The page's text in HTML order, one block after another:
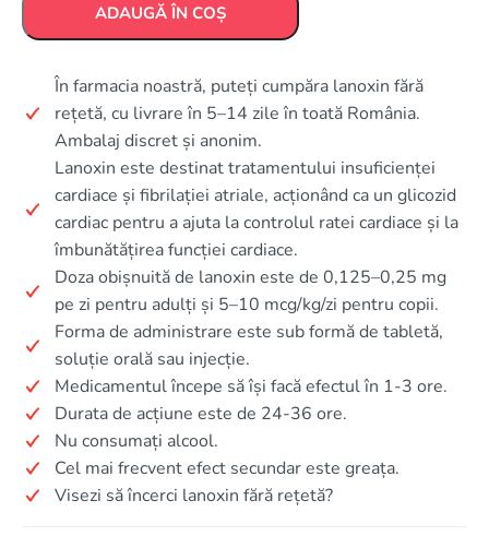
ADAUGĂ ÎN COȘ
În farmacia noastră, puteți cumpăra lanoxin fără
rețetă, cu livrare în 5–14 zile în toată România.
Ambalaj discret și anonim.
Lanoxin este destinat tratamentului insuficienței
cardiace și fibrilației atriale, acționând ca un glicozid
cardiac pentru a ajuta la controlul ratei cardiace și la
îmbunătățirea funcției cardiace.
Doza obișnuită de lanoxin este de 0,125–0,25 mg
pe zi pentru adulți și 5–10 mcg/kg/zi pentru copii.
Forma de administrare este sub formă de tabletă,
soluție orală sau injecție.
Medicamentul începe să își facă efectul în 1-3 ore.
Durata de acțiune este de 24-36 ore.
Nu consumați alcool.
Cel mai frecvent efect secundar este greața.
Visezi să încerci lanoxin fără rețetă?